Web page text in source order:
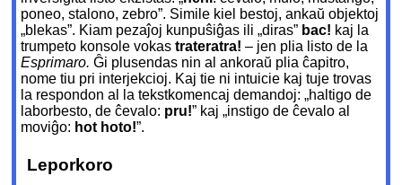
poneo, stalono, zebro”. Simile kiel bestoj, ankaŭ objektoj
„blekas”. Kiam pezaĵoj kunpuŝiĝas ili „diras” bac! kaj la
trumpeto konsole vokastrateratra! – jen plia listo de la
Esprimaro. Ĝi plusendas nin al ankoraŭ plia ĉapitro,
nome tiu pri interjekcioj. Kaj tie ni intuicie kaj tuje trovas
la respondon al la tekstkomencaj demandoj: „haltigo de
laborbesto, de ĉevalo: pru!” kaj „instigo de ĉevalo al
moviĝo: hot hoto!”.
Leporkoro